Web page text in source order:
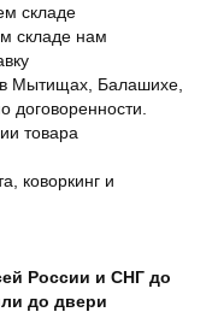
складе
складе нам
Мытищах, Балашихе,
договоренности.
товара
коворкинг и
России и СНГ до
до двери